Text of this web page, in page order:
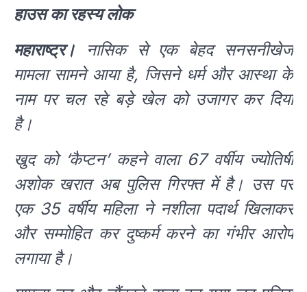
हाउस का रहस्य लोक
महाराष्ट्र। नासिक से एक बेहद सनसनीखेज
मामला सामने आया है, जिसने धर्म और आस्था के
नाम पर चल रहे बड़े खेल को उजागर कर दिया
है।
खुद को ‘कैप्टन’ कहने वाला 67 वर्षीय ज्योतिषी
अशोक खरात अब पुलिस गिरफ्त में है। उस पर
एक 35 वर्षीय महिला ने नशीला पदार्थ खिलाकर
और सम्मोहित कर दुष्कर्म करने का गंभीर आरोप
लगाया है।